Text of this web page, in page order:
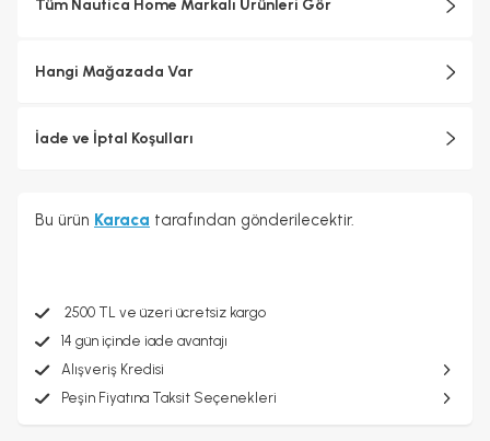
Tüm Nautica Home Markalı Ürünleri Gör
Hangi Mağazada Var
İade ve İptal Koşulları
Bu ürün Karaca tarafından gönderilecektir.
2500 TL ve üzeri ücretsiz kargo
14 gün içinde iade avantajı
Alışveriş Kredisi
Peşin Fiyatına Taksit Seçenekleri